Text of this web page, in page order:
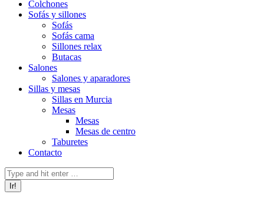
Colchones
Sofás y sillones
Sofás
Sofás cama
Sillones relax
Butacas
Salones
Salones y aparadores
Sillas y mesas
Sillas en Murcia
Mesas
Mesas
Mesas de centro
Taburetes
Contacto
Buscar: